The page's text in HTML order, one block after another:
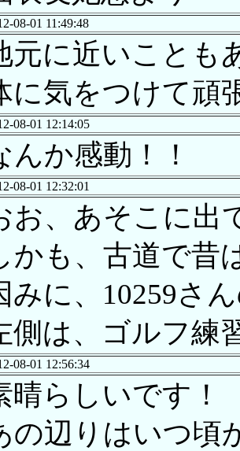
08-01 11:49:48
元に近いことも
に気をつけて頑
08-01 12:14:05
んか感動！！
08-01 12:32:01
お、あそこに出
かも、古道で昔
みに、10259さ
側は、ゴルフ練
08-01 12:56:34
晴らしいです！
の辺りはいつ頃